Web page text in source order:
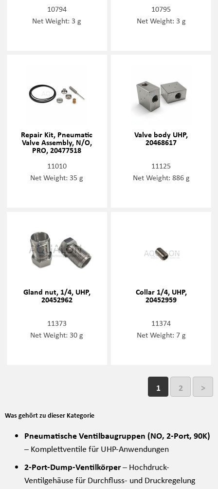
10794
Net Weight: 3 g
10795
Net Weight: 3 g
Repair Kit, Pneumatic
Valve Assembly, N/O,
PRO, 20477518
11010
Net Weight: 35 g
Valve body UHP,
20468617
11125
Net Weight: 886 g
Gland nut, 1/4, UHP,
20452962
11373
Net Weight: 30 g
Collar 1/4, UHP,
20452959
11374
Net Weight: 7 g
1 2 >
Was gehört zu dieser Kategorie
Pneumatische Ventilbaugruppen (NO, 2-Port, 90K)
– Komplettventile für UHP-Anwendungen
2-Port-Dump-Ventilkörper– Hochdruck-
Ventilgehäuse für Durchfluss- und Druckregelung